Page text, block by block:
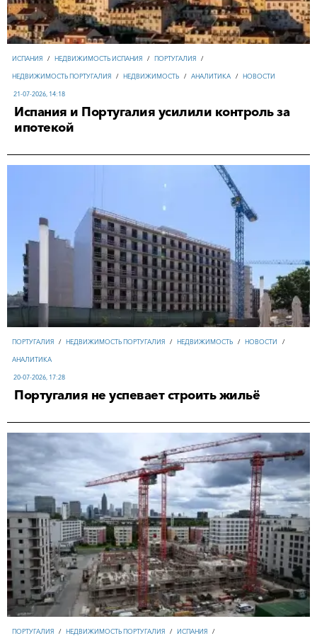
ИСПАНИЯ / НЕДВИЖИМОСТЬ ИСПАНИЯ / ПОРТУГАЛИЯ /
НЕДВИЖИМОСТЬ ПОРТУГАЛИЯ / НЕДВИЖИМОСТЬ / АНАЛИТИКА / НОВОСТИ
21-07-2026, 14:18
Испания и Португалия усилили контроль за
ипотекой
ПОРТУГАЛИЯ / НЕДВИЖИМОСТЬ ПОРТУГАЛИЯ / НЕДВИЖИМОСТЬ / НОВОСТИ /
АНАЛИТИКА
20-07-2026, 17:28
Португалия не успевает строить жильё
ПОРТУГАЛИЯ / НЕДВИЖИМОСТЬ ПОРТУГАЛИЯ / ИСПАНИЯ /